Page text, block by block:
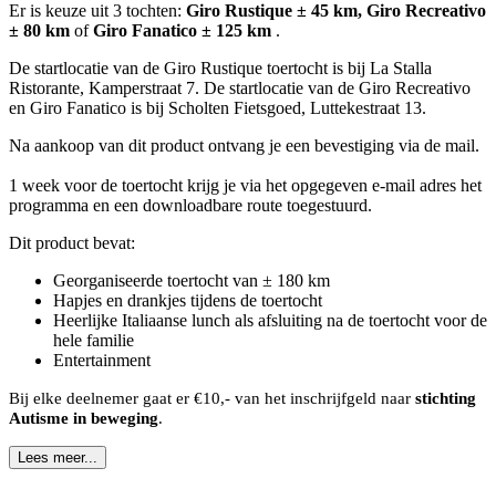
Er is keuze uit 3 tochten: Giro Rustique ± 45 km, Giro Recreativo
± 80 km ofGiro Fanatico ± 125 km .
De startlocatie van de Giro Rustique toertocht is bij La Stalla
Ristorante, Kamperstraat 7. De startlocatie van de Giro Recreativo
en Giro Fanatico is bij Scholten Fietsgoed, Luttekestraat 13.
Na aankoop van dit product ontvang je een bevestiging via de mail.
1 week voor de toertocht krijg je via het opgegeven e-mail adres het
programma en een downloadbare route toegestuurd.
Dit product bevat:
Georganiseerde toertocht van ± 180 km
Hapjes en drankjes tijdens de toertocht
Heerlijke Italiaanse lunch als afsluiting na de toertocht voor de
hele familie
Entertainment
Bij elke deelnemer gaat er €10,- van het inschrijfgeld naar stichting
Autisme in beweging.
Lees meer...